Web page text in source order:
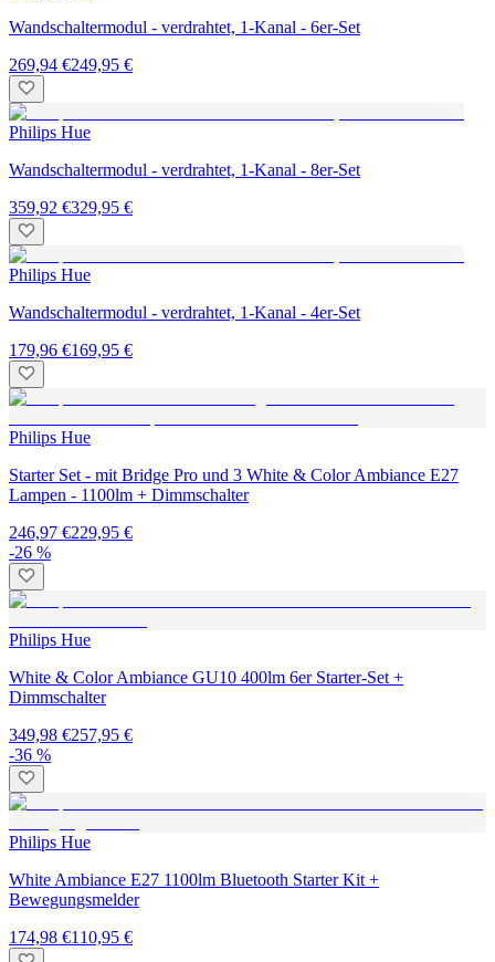
Wandschaltermodul - verdrahtet, 1-Kanal - 6er-Set
269,94 €249,95 €
Philips Hue
Wandschaltermodul - verdrahtet, 1-Kanal - 8er-Set
359,92 €329,95 €
Philips Hue
Wandschaltermodul - verdrahtet, 1-Kanal - 4er-Set
179,96 €169,95 €
Philips Hue
Starter Set - mit Bridge Pro und 3 White & Color Ambiance E27
Lampen - 1100lm + Dimmschalter
246,97 €229,95 €
-26 %
Philips Hue
White & Color Ambiance GU10 400lm 6er Starter-Set +
Dimmschalter
349,98 €257,95 €
-36 %
Philips Hue
White Ambiance E27 1100lm Bluetooth Starter Kit +
Bewegungsmelder
174,98 €110,95 €